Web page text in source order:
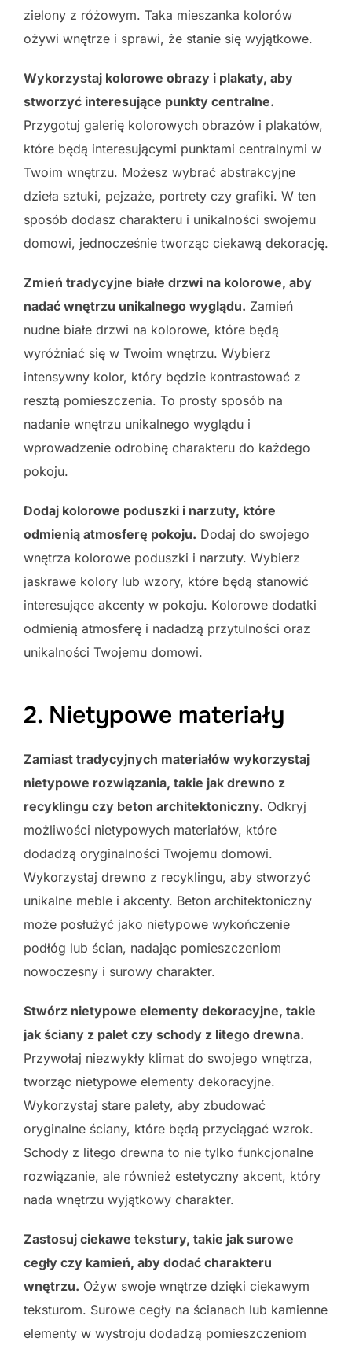
zielony z różowym. Taka mieszanka kolorów
ożywi wnętrze i sprawi, że stanie się wyjątkowe.
Wykorzystaj kolorowe obrazy i plakaty, aby
stworzyć interesujące punkty centralne.
Przygotuj galerię kolorowych obrazów i plakatów,
które będą interesującymi punktami centralnymi w
Twoim wnętrzu. Możesz wybrać abstrakcyjne
dzieła sztuki, pejzaże, portrety czy grafiki. W ten
sposób dodasz charakteru i unikalności swojemu
domowi, jednocześnie tworząc ciekawą dekorację.
Zmień tradycyjne białe drzwi na kolorowe, aby
nadać wnętrzu unikalnego wyglądu. Zamień
nudne białe drzwi na kolorowe, które będą
wyróżniać się w Twoim wnętrzu. Wybierz
intensywny kolor, który będzie kontrastować z
resztą pomieszczenia. To prosty sposób na
nadanie wnętrzu unikalnego wyglądu i
wprowadzenie odrobinę charakteru do każdego
pokoju.
Dodaj kolorowe poduszki i narzuty, które
odmienią atmosferę pokoju. Dodaj do swojego
wnętrza kolorowe poduszki i narzuty. Wybierz
jaskrawe kolory lub wzory, które będą stanowić
interesujące akcenty w pokoju. Kolorowe dodatki
odmienią atmosferę i nadadzą przytulności oraz
unikalności Twojemu domowi.
2. Nietypowe materiały
Zamiast tradycyjnych materiałów wykorzystaj
nietypowe rozwiązania, takie jak drewno z
recyklingu czy beton architektoniczny. Odkryj
możliwości nietypowych materiałów, które
dodadzą oryginalności Twojemu domowi.
Wykorzystaj drewno z recyklingu, aby stworzyć
unikalne meble i akcenty. Beton architektoniczny
może posłużyć jako nietypowe wykończenie
podłóg lub ścian, nadając pomieszczeniom
nowoczesny i surowy charakter.
Stwórz nietypowe elementy dekoracyjne, takie
jak ściany z palet czy schody z litego drewna.
Przywołaj niezwykły klimat do swojego wnętrza,
tworząc nietypowe elementy dekoracyjne.
Wykorzystaj stare palety, aby zbudować
oryginalne ściany, które będą przyciągać wzrok.
Schody z litego drewna to nie tylko funkcjonalne
rozwiązanie, ale również estetyczny akcent, który
nada wnętrzu wyjątkowy charakter.
Zastosuj ciekawe tekstury, takie jak surowe
cegły czy kamień, aby dodać charakteru
wnętrzu. Ożyw swoje wnętrze dzięki ciekawym
teksturom. Surowe cegły na ścianach lub kamienne
elementy w wystroju dodadzą pomieszczeniom